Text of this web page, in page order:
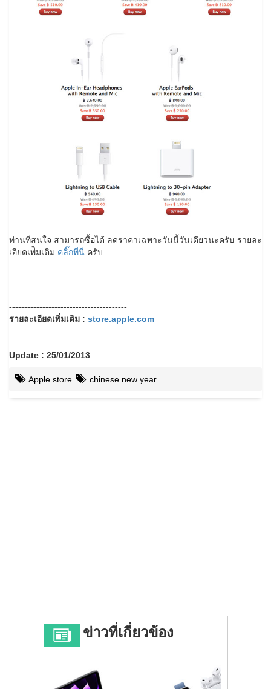
ท่านที่สนใจ สามารถซื้อได้ ลดราคาเฉพาะวันนี้วันเดียวนะครับ รายละ
เอียดเพ่ิมเติม คลิ๊กที่นี่ ครับ
---------------------------------------
รายละเอียดเพิ่มเติม : store.apple.com
Update : 25/01/2013
Apple store chinese new year
ข่าวที่เกี่ยวข้อง